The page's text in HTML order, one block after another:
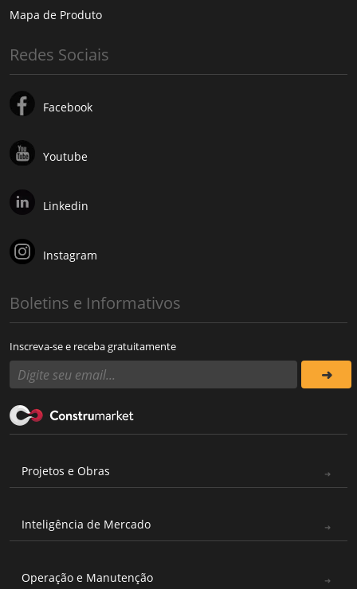
Mapa de Produto
Redes Sociais
Facebook
Youtube
Linkedin
Instagram
Boletins e Informativos
Inscreva-se e receba gratuitamente
Projetos e Obras
Inteligência de Mercado
Operação e Manutenção